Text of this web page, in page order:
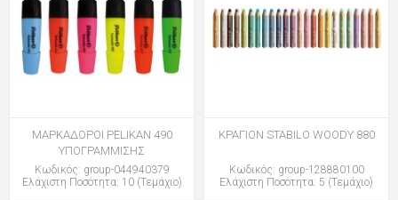
ΜΑΡΚΑΔΟΡΟΙ PELIKAN 490
ΥΠΟΓΡΑΜΜΙΣΗΣ
Κωδικός: group-044940379
Ελάχιστη Ποσότητα: 10 (Τεμάχιο)
ΚΡΑΓΙΟΝ STABILO WOODY 880
Κωδικός: group-128880100
Ελάχιστη Ποσότητα: 5 (Τεμάχιο)